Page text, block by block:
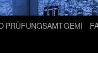
PRÜFUNGSAMTGEMI